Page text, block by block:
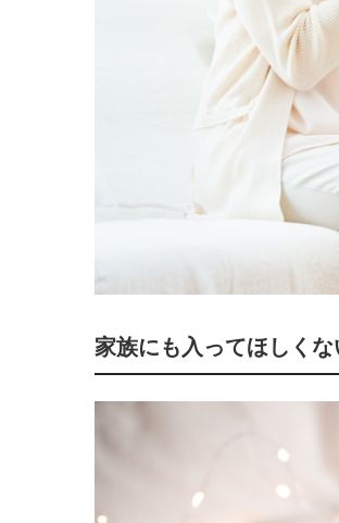
家族にも入ってほしく